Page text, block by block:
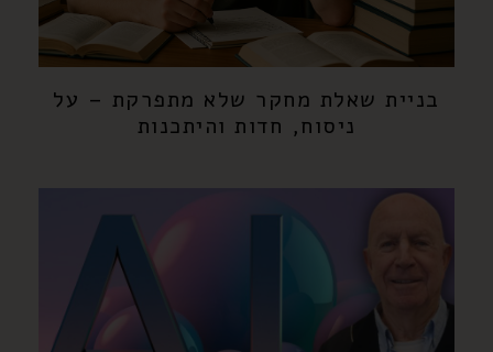
בניית שאלת מחקר שלא מתפרקת – על
ניסוח, חדות והיתכנות